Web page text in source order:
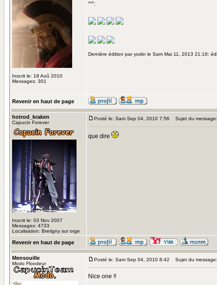
Inscrit le: 18 Aoû 2010
Messages: 301
^^:
Dernière édition par yodin le Sam Mai 11, 2013 21:16;
Revenir en haut de page
hotrod_kraken
Capucin Forever
Inscrit le: 03 Nov 2007
Messages: 4733
Localisation: Bretigny sur orge
Posté le: Sam Sep 04, 2010 7:56 Sujet du message:
que dire
Revenir en haut de page
Mensouille
Modo Floodeur
Posté le: Sam Sep 04, 2010 8:42 Sujet du message:
Nice one !!